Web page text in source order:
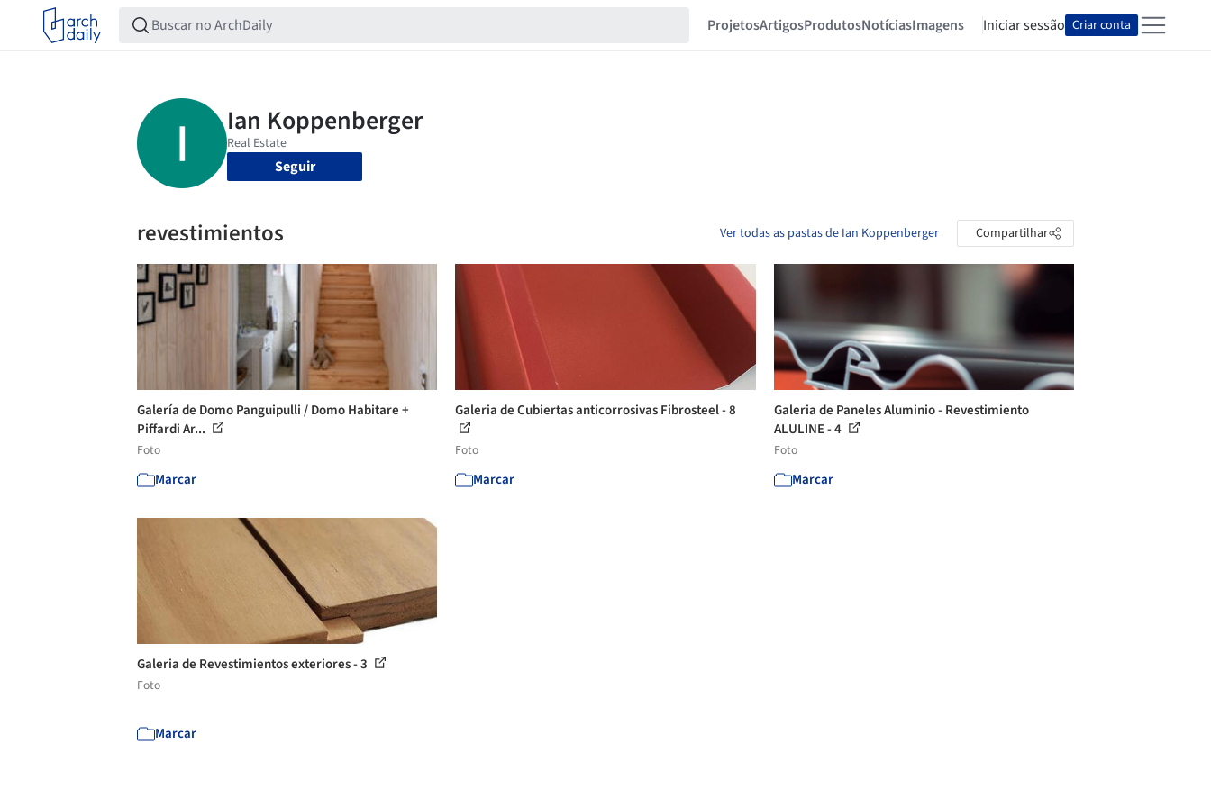
ProjetosArtigosProdutosNotíciasImagens Iniciar sessão Criar conta
Seguir
revestimientos Ver todas as pastas de Ian Koppenberger Compartilhar
Galería de Domo Panguipulli / Domo Habitare +
Piffardi Ar...
Foto
Marcar
Galeria de Cubiertas anticorrosivas Fibrosteel - 8
Foto
Marcar
Galeria de Paneles Aluminio - Revestimiento
ALULINE - 4
Foto
Marcar
Galeria de Revestimientos exteriores - 3
Foto
Marcar